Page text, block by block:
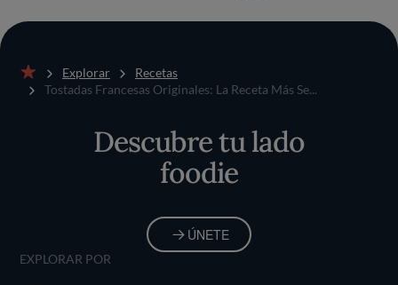
Inicio
Explorar
Recetas
Tostadas Francesas Originales: La Receta Más Se...
Descubre tu lado
foodie
ÚNETE
EXPLORAR POR